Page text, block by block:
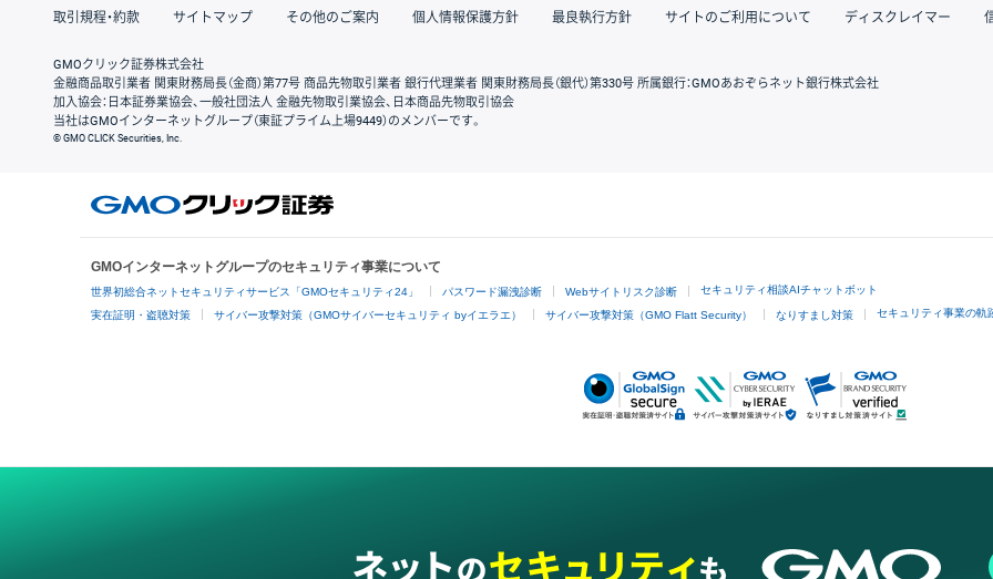
取引規程・約款 サイトマップ その他のご案内 個人情報保護方針 最良執行方針 サイトのご利用について ディスクレイマー
GMOクリック証券株式会社
金融商品取引業者 関東財務局長（金商）第77号 商品先物取引業者 銀行代理業者 関東財務局長（銀代）第330号 所属銀行：GMOあおぞらネット銀行株式会社
加入協会：日本証券業協会、一般社団法人 金融先物取引業協会、日本商品先物取引協会
当社はGMOインターネットグループ（東証プライム上場9449）のメンバーです。
© GMO CLICK Securities, Inc.
GMOインターネットグループのセキュリティ事業について
世界初総合ネットセキュリティサービス「GMOセキュリティ24」 パスワード漏洩診断 Webサイトリスク診断 セキュリティ相談AIチャットボット
実在証明・盗聴対策 サイバー攻撃対策（GMOサイバーセキュリティ byイエラエ） サイバー攻撃対策（GMO Flatt Security） なりすまし対策 セキュリティ事業の軌